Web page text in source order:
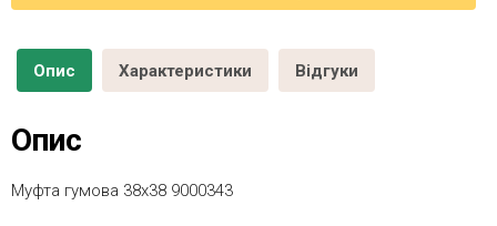
Опис Характеристики Відгуки
Опис
Муфта гумова 38х38 9000343